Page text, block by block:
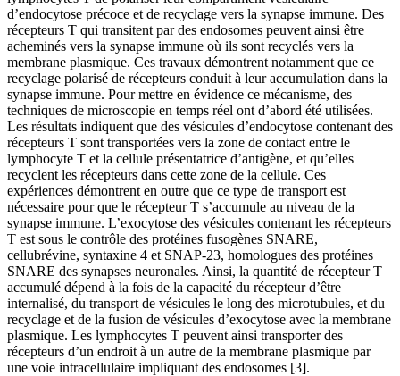
d’endocytose précoce et de recyclage vers la synapse immune. Des
récepteurs T qui transitent par des endosomes peuvent ainsi être
acheminés vers la synapse immune où ils sont recyclés vers la
membrane plasmique. Ces travaux démontrent notamment que ce
recyclage polarisé de récepteurs conduit à leur accumulation dans la
synapse immune. Pour mettre en évidence ce mécanisme, des
techniques de microscopie en temps réel ont d’abord été utilisées.
Les résultats indiquent que des vésicules d’endocytose contenant des
récepteurs T sont transportées vers la zone de contact entre le
lymphocyte T et la cellule présentatrice d’antigène, et qu’elles
recyclent les récepteurs dans cette zone de la cellule. Ces
expériences démontrent en outre que ce type de transport est
nécessaire pour que le récepteur T s’accumule au niveau de la
synapse immune. L’exocytose des vésicules contenant les récepteurs
T est sous le contrôle des protéines fusogènes SNARE,
cellubrévine, syntaxine 4 et SNAP-23, homologues des protéines
SNARE des synapses neuronales. Ainsi, la quantité de récepteur T
accumulé dépend à la fois de la capacité du récepteur d’être
internalisé, du transport de vésicules le long des microtubules, et du
recyclage et de la fusion de vésicules d’exocytose avec la membrane
plasmique. Les lymphocytes T peuvent ainsi transporter des
récepteurs d’un endroit à un autre de la membrane plasmique par
une voie intracellulaire impliquant des endosomes [3].